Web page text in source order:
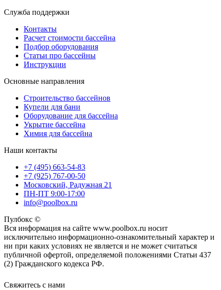
Служба поддержки
Контакты
Расчет стоимости бассейна
Подбор оборудования
Статьи про бассейны
Инструкции
Основные направления
Строительство бассейнов
Купели для бани
Оборудование для бассейна
Укрытие бассейна
Химия для бассейна
Наши контакты
+7 (495) 663-54-83
+7 (925) 767-00-50
Московский, Радужная 21
ПН-ПТ 9:00-17:00
info@poolbox.ru
Пулбокс ©
Вся информация на сайте www.poolbox.ru носит
исключительно информационно-ознакомительный характер и
ни при каких условиях не является и не может считаться
публичной офертой, определяемой положениями Статьи 437
(2) Гражданского кодекса РФ.
Свяжитесь с нами